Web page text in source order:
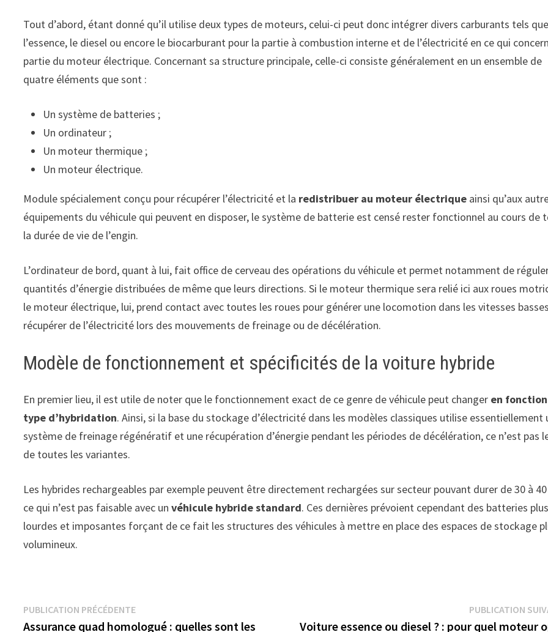
Tout d’abord, étant donné qu’il utilise deux types de moteurs, celui-ci peut donc intégrer divers carburants tels que
l’essence, le diesel ou encore le biocarburant pour la partie à combustion interne et de l’électricité en ce qui
partie du moteur électrique. Concernant sa structure principale, celle-ci consiste généralement en un ensemble de
quatre éléments que sont :
Un système de batteries ;
Un ordinateur ;
Un moteur thermique ;
Un moteur électrique.
Module spécialement conçu pour récupérer l’électricité et la redistribuer au moteur électrique ainsi qu’aux
équipements du véhicule qui peuvent en disposer, le système de batterie est censé rester fonctionnel au cours de
la durée de vie de l’engin.
L’ordinateur de bord, quant à lui, fait office de cerveau des opérations du véhicule et permet notamment de
quantités d’énergie distribuées de même que leurs directions. Si le moteur thermique sera relié ici aux roues
le moteur électrique, lui, prend contact avec toutes les roues pour générer une locomotion dans les vitesses
récupérer de l’électricité lors des mouvements de freinage ou de décélération.
Modèle de fonctionnement et spécificités de la voiture hybride
En premier lieu, il est utile de noter que le fonctionnement exact de ce genre de véhicule peut changer en
type d’hybridation. Ainsi, si la base du stockage d’électricité dans les modèles classiques utilise essentiellement
système de freinage régénératif et une récupération d’énergie pendant les périodes de décélération, ce n’est pas
de toutes les variantes.
Les hybrides rechargeables par exemple peuvent être directement rechargées sur secteur pouvant durer de 30 à
ce qui n’est pas faisable avec unvéhicule hybride standard. Ces dernières prévoient cependant des batteries plus
lourdes et imposantes forçant de ce fait les structures des véhicules à mettre en place des espaces de stockage
volumineux.
Navigation
PUBLICATION PRÉCÉDENTEPublication
précédente :
Assurance quad homologué : quelles sont les
PUBLICATION
Voiture essence ou diesel ? : pour quel moteur